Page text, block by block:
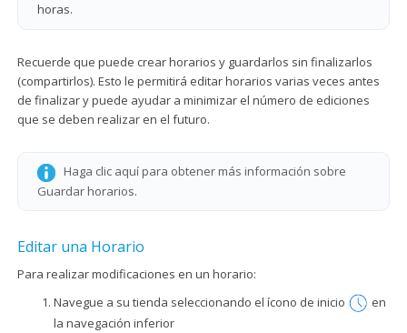
horas.
Recuerde que puede crear horarios y guardarlos sin finalizarlos
(compartirlos). Esto le permitirá editar horarios varias veces antes
de finalizar y puede ayudar a minimizar el número de ediciones
que se deben realizar en el futuro.
Haga clic aquí para obtener más información sobre
Guardar horarios.
Editar una Horario
Para realizar modificaciones en un horario:
Navegue a su tienda seleccionando el ícono de inicio
en
la navegación inferior